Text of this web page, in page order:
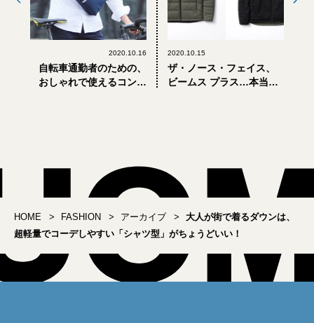
2020.10.16
自転車通勤者のための、
おしゃれで使えるコンパ
2020.10.15
ザ・ノース・フェイス、
ビームス プラス…本当に
HOME FASHION アーカイブ
大人が街で着るダウンは、
超軽量でコーデしやすい「シャツ型」がちょうどいい！